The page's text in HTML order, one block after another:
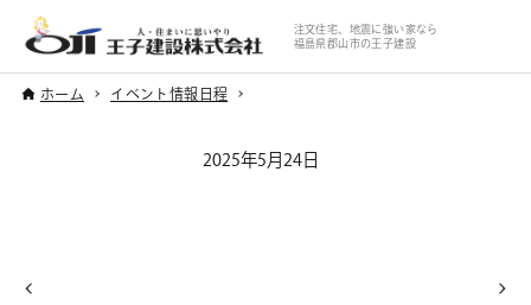
注文住宅、地震に強い家なら
福島県郡山市の王子建設
ホーム イベント情報日程
2025年5月24日